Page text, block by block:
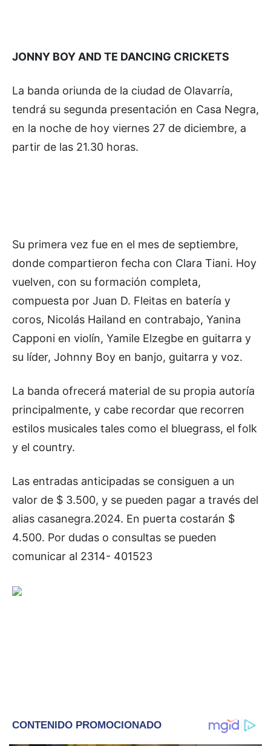
JONNY BOY AND TE DANCING CRICKETS
La banda oriunda de la ciudad de Olavarría,
tendrá su segunda presentación en Casa Negra,
en la noche de hoy viernes 27 de diciembre, a
partir de las 21.30 horas.
Su primera vez fue en el mes de septiembre,
donde compartieron fecha con Clara Tiani. Hoy
vuelven, con su formación completa,
compuesta por Juan D. Fleitas en batería y
coros, Nicolás Hailand en contrabajo, Yanina
Capponi en violín, Yamile Elzegbe en guitarra y
su líder, Johnny Boy en banjo, guitarra y voz.
La banda ofrecerá material de su propia autoría
principalmente, y cabe recordar que recorren
estilos musicales tales como el bluegrass, el folk
y el country.
Las entradas anticipadas se consiguen a un
valor de $ 3.500, y se pueden pagar a través del
alias casanegra.2024. En puerta costarán $
4.500. Por dudas o consultas se pueden
comunicar al 2314- 401523